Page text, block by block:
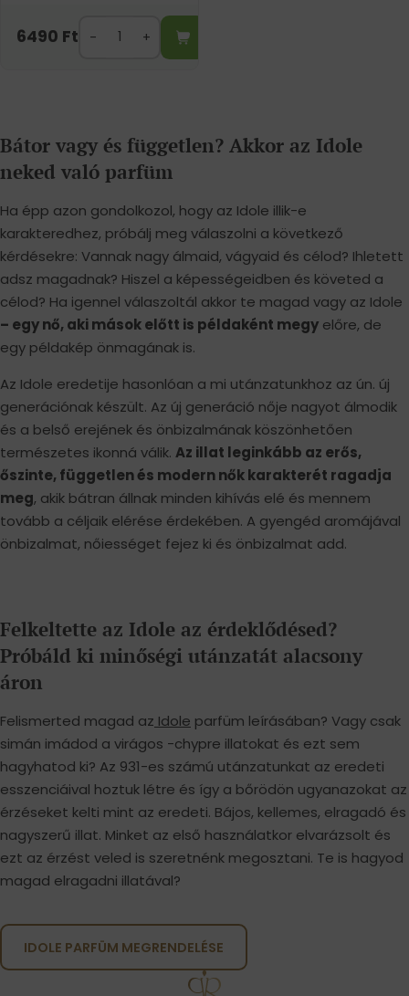
6490 Ft
Bátor vagy és független? Akkor az Idole
neked való parfüm
Ha épp azon gondolkozol, hogy az Idole illik-e
karakteredhez, próbálj meg válaszolni a következő
kérdésekre: Vannak nagy álmaid, vágyaid és célod? Ihletett
adsz magadnak? Hiszel a képességeidben és követed a
célod? Ha igennel válaszoltál akkor te magad vagy az Idole
– egy nő, aki mások előtt is példaként megy előre, de
egy példakép önmagának is.
Az Idole eredetije hasonlóan a mi utánzatunkhoz az ún. új
generációnak készült. Az új generáció nője nagyot álmodik
és a belső erejének és önbizalmának köszönhetően
természetes ikonná válik. Az illat leginkább az erős,
őszinte, független és modern nők karakterét ragadja
meg, akik bátran állnak minden kihívás elé és mennem
tovább a céljaik elérése érdekében. A gyengéd aromájával
önbizalmat, nőiességet fejez ki és önbizalmat add.
Felkeltette az Idole az érdeklődésed?
Próbáld ki minőségi utánzatát alacsony
áron
Felismerted magad az Idole parfüm leírásában? Vagy csak
simán imádod a virágos -chypre illatokat és ezt sem
hagyhatod ki? Az 931-es számú utánzatunkat az eredeti
esszenciáival hoztuk létre és így a bőrödön ugyanazokat az
érzéseket kelti mint az eredeti. Bájos, kellemes, elragadó és
nagyszerű illat. Minket az első használatkor elvarázsolt és
ezt az érzést veled is szeretnénk megosztani. Te is hagyod
magad elragadni illatával?
IDOLE PARFÜM MEGRENDELÉSE